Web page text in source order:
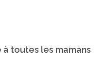
toutes les mamans